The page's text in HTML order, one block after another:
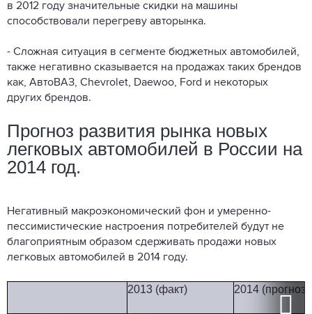
в 2012 году значительные скидки на машины
способствовали перегреву авторынка.
- Сложная ситуация в сегменте бюджетных автомобилей,
также негативно сказывается на продажах таких брендов
как, АвтоВАЗ, Chevrolet, Daewoo, Ford и некоторых
других брендов.
Прогноз развития рынка новых
легковых автомобилей в России на
2014 год.
Негативный макроэкономический фон и умеренно-
пессимистические настроения потребителей будут не
благоприятным образом сдерживать продажи новых
легковых автомобилей в 2014 году.
2013 (факт) 2014 (прогноз)